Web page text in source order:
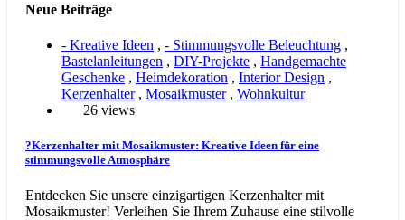
Neue Beiträge
- Kreative Ideen , - Stimmungsvolle Beleuchtung ,
Bastelanleitungen , DIY-Projekte , Handgemachte
Geschenke , Heimdekoration , Interior Design ,
Kerzenhalter, Mosaikmuster, Wohnkultur
26 views
?Kerzenhalter mit Mosaikmuster: Kreative Ideen für eine
stimmungsvolle Atmosphäre
Entdecken Sie unsere einzigartigen Kerzenhalter mit
Mosaikmuster! Verleihen Sie Ihrem Zuhause eine stilvolle